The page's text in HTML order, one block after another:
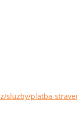
sluzby/platba-